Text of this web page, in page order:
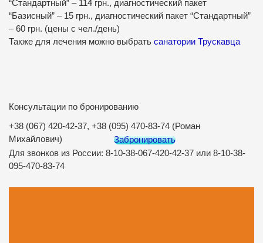
“Стандартный” – 114 грн., диагностический пакет
“Базисный” – 15 грн., диагностический пакет “Стандартный”
– 60 грн. (цены с чел./день)
Также для лечения можно выбрать санатории Трускавца
Консультации по бронированию
+38 (067) 420-42-37, +38 (095) 470-83-74 (Роман
Михайлович) Забронировать
Для звонков из России: 8-10-38-067-420-42-37 или 8-10-38-
095-470-83-74